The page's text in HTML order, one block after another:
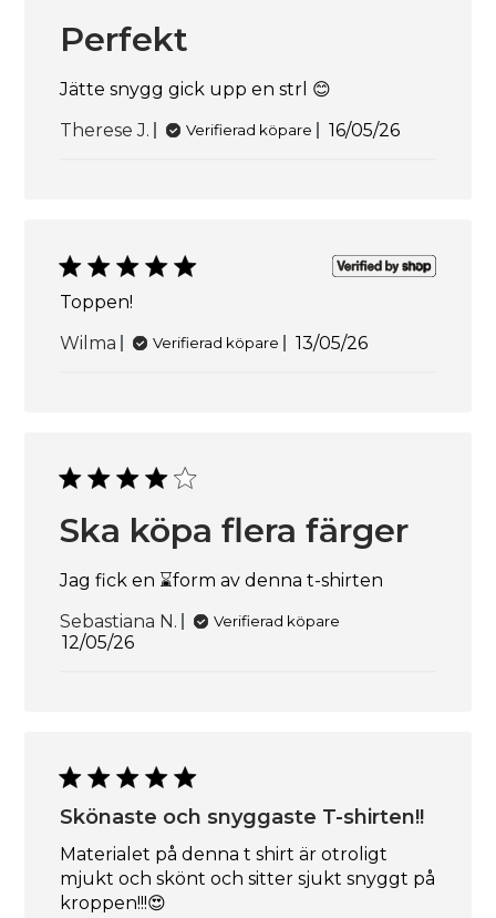
Perfekt
Jätte snygg gick upp en strl 😊
Therese J.
Verifierad köpare 16/05/26
Toppen!
Wilma
Verifierad köpare 13/05/26
Ska köpa flera färger
Jag fick en ⌛️form av denna t-shirten
Sebastiana N.
Verifierad köpare
Publiceringsdatum
12/05/26
Skönaste och snyggaste T-shirten!!
Materialet på denna t shirt är otroligt
mjukt och skönt och sitter sjukt snyggt på
kroppen!!!😍